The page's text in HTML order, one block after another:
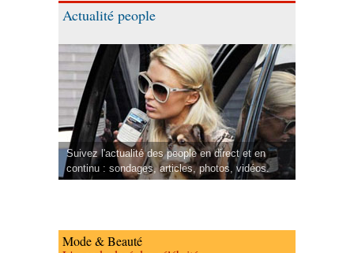
Actualité people
Suivez l'actualité des people en direct et en
continu : sondages, articles, photos, vidéos.
Mode & Beauté